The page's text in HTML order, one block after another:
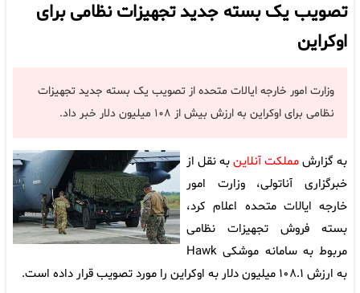
تصویب یک بسته جدید تجهیزات نظامی برای
اوکراین
وزارت امور خارجه ایالات متحده از تصویب یک بسته جدید تجهیزات
نظامی برای اوکراین به ارزش بیش از ۱۰۸ میلیون دلار خبر داد.
به گزارشمملکت آنلاینبه نقل از
خبرگزاری آناتولی، وزارت امور
خارجه ایالات متحده اعلام کرد،
بسته فروش تجهیزات نظامی
مربوط به سامانه موشکی Hawk
به ارزش ۱۰۸.۱ میلیون دلار به اوکراین را مورد تصویب قرار داده است.